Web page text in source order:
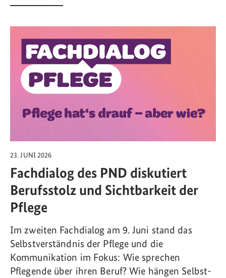
23. JUNI 2026
Fachdialog des PND diskutiert
Berufsstolz und Sichtbarkeit der
Pflege
Im zweiten Fachdialog am 9. Juni stand das
Selbstverständnis der Pflege und die
Kommunikation im Fokus: Wie sprechen
Pflegende über ihren Beruf? Wie hängen Selbst-